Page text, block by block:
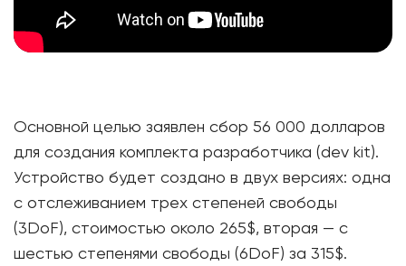
Основной целью заявлен сбор 56 000 долларов
для создания комплекта разработчика (dev kit).
Устройство будет создано в двух версиях: одна
с отслеживанием трех степеней свободы
(3DoF), стоимостью около 265$, вторая — с
шестью степенями свободы (6DoF) за 315$.